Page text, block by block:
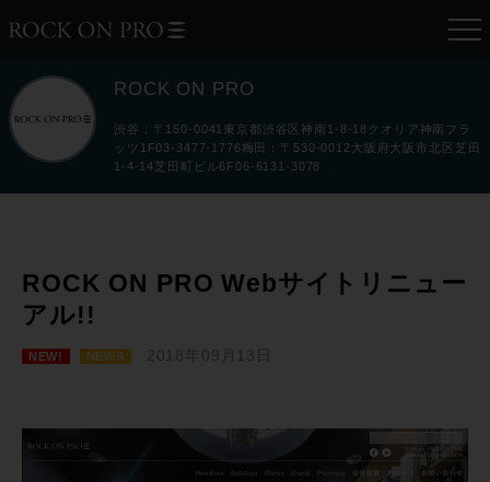
ROCK ON PRO
渋谷：〒150-0041東京都渋谷区神南1-8-18クオリア神南フラ
ッツ1F03-3477-1776梅田：〒530-0012大阪府大阪市北区芝田
1-4-14芝田町ビル6F06-6131-3078
ROCK ON PRO Webサイトリニュー
アル!!
NEW! NEWS 2018年09月13日